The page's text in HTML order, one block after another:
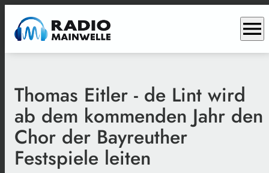
menu
Thomas Eitler - de Lint wird
ab dem kommenden Jahr den
Chor der Bayreuther
Festspiele leiten